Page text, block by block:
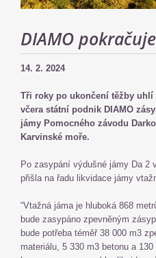
DIAMO
14. 2. 2024
Tři roky po ukončení těžby uhlí
včera státní podnik DIAMO
jámy Pomocného závodu
Karvinské moře.
Po zasypání výdušné jámy Da 2
přišla na řadu likvidace jámy
“Vtažná jáma je hluboká 868
bude zasypáno zpevněným
bude potřeba téměř 38 000 m3
materiálu, 5 330 m3 betonu a